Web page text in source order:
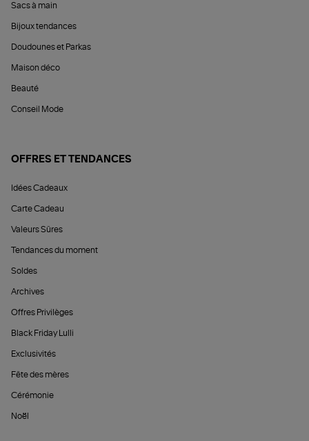
Sacs à main
Bijoux tendances
Doudounes et Parkas
Maison déco
Beauté
Conseil Mode
OFFRES ET TENDANCES
Idées Cadeaux
Carte Cadeau
Valeurs Sûres
Tendances du moment
Soldes
Archives
Offres Privilèges
Black Friday Lulli
Exclusivités
Fête des mères
Cérémonie
Noël